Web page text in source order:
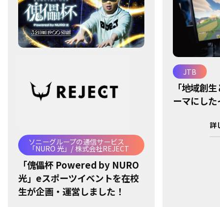
ソニーグループの通信サービス
「NURO 光」/ 株式会社REJECT
「傀儡杯 Powered by NURO
光」eスポーツイベントを在校
生が企画・運営しました！
JTB
「地域創
ーマにし
詳